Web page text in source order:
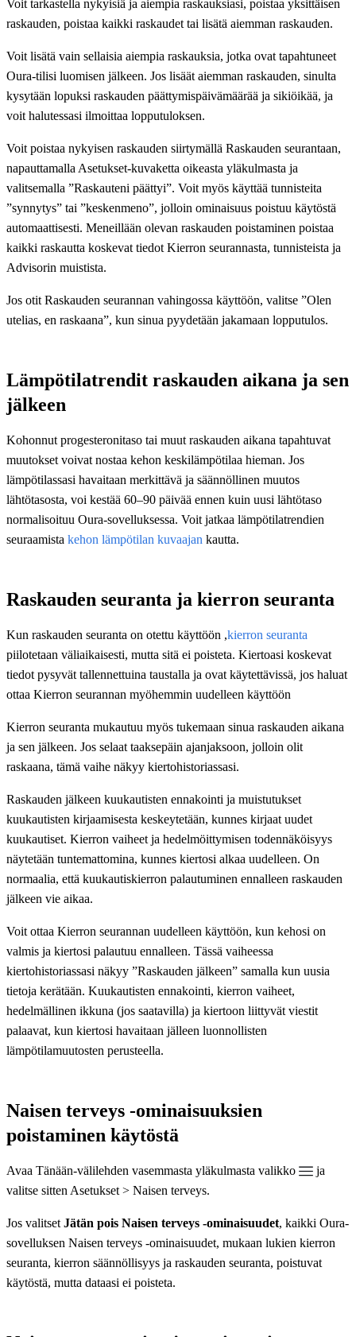
Voit tarkastella nykyisiä ja aiempia raskauksiasi, poistaa yksittäisen
raskauden, poistaa kaikki raskaudet tai lisätä aiemman raskauden.
Voit lisätä vain sellaisia aiempia raskauksia, jotka ovat tapahtuneet
Oura-tilisi luomisen jälkeen. Jos lisäät aiemman raskauden, sinulta
kysytään lopuksi raskauden päättymispäivämäärää ja sikiöikää, ja
voit halutessasi ilmoittaa lopputuloksen.
Voit poistaa nykyisen raskauden siirtymällä Raskauden seurantaan,
napauttamalla Asetukset-kuvaketta oikeasta yläkulmasta ja
valitsemalla ”Raskauteni päättyi”. Voit myös käyttää tunnisteita
”synnytys” tai ”keskenmeno”, jolloin ominaisuus poistuu käytöstä
automaattisesti. Meneillään olevan raskauden poistaminen poistaa
kaikki raskautta koskevat tiedot Kierron seurannasta, tunnisteista ja
Advisorin muistista.
Jos otit Raskauden seurannan vahingossa käyttöön, valitse ”Olen
utelias, en raskaana”, kun sinua pyydetään jakamaan lopputulos.
Lämpötilatrendit raskauden aikana ja sen
jälkeen
Kohonnut progesteronitaso tai muut raskauden aikana tapahtuvat
muutokset voivat nostaa kehon keskilämpötilaa hieman. Jos
lämpötilassasi havaitaan merkittävä ja säännöllinen muutos
lähtötasosta, voi kestää 60–90 päivää ennen kuin uusi lähtötaso
normalisoituu Oura-sovelluksessa. Voit jatkaa lämpötilatrendien
seuraamista kehon lämpötilan kuvaajan kautta.
Raskauden seuranta ja kierron seuranta
Kun raskauden seuranta on otettu käyttöön ,kierron seuranta
piilotetaan väliaikaisesti, mutta sitä ei poisteta. Kiertoasi koskevat
tiedot pysyvät tallennettuina taustalla ja ovat käytettävissä, jos haluat
ottaa Kierron seurannan myöhemmin uudelleen käyttöön
Kierron seuranta mukautuu myös tukemaan sinua raskauden aikana
ja sen jälkeen. Jos selaat taaksepäin ajanjaksoon, jolloin olit
raskaana, tämä vaihe näkyy kiertohistoriassasi.
Raskauden jälkeen kuukautisten ennakointi ja muistutukset
kuukautisten kirjaamisesta keskeytetään, kunnes kirjaat uudet
kuukautiset. Kierron vaiheet ja hedelmöittymisen todennäköisyys
näytetään tuntemattomina, kunnes kiertosi alkaa uudelleen. On
normaalia, että kuukautiskierron palautuminen ennalleen raskauden
jälkeen vie aikaa.
Voit ottaa Kierron seurannan uudelleen käyttöön, kun kehosi on
valmis ja kiertosi palautuu ennalleen. Tässä vaiheessa
kiertohistoriassasi näkyy ”Raskauden jälkeen” samalla kun uusia
tietoja kerätään. Kuukautisten ennakointi, kierron vaiheet,
hedelmällinen ikkuna (jos saatavilla) ja kiertoon liittyvät viestit
palaavat, kun kiertosi havaitaan jälleen luonnollisten
lämpötilamuutosten perusteella.
Naisen terveys -ominaisuuksien
poistaminen käytöstä
Avaa Tänään-välilehden vasemmasta yläkulmasta valikko
ja
valitse sitten Asetukset > Naisen terveys.
Jos valitset Jätän pois Naisen terveys ‑ominaisuudet, kaikki Oura-
sovelluksen Naisen terveys ‑ominaisuudet, mukaan lukien kierron
seuranta, kierron säännöllisyys ja raskauden seuranta, poistuvat
käytöstä, mutta dataasi ei poisteta.